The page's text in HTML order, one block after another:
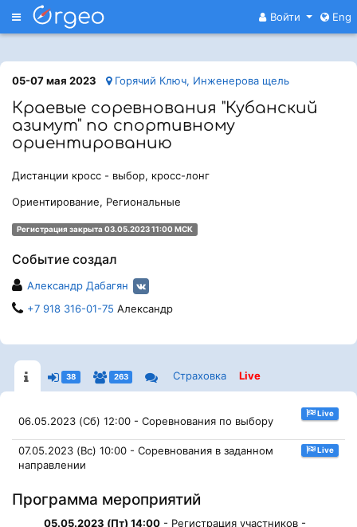
Меню Войти Eng
05-07 мая 2023 Горячий Ключ, Инженерова щель
Краевые соревнования "Кубанский
азимут" по спортивному
ориентированию
Дистанции кросс - выбор, кросс-лонг
Ориентирование, Региональные
Регистрация закрыта 03.05.2023 11:00 МСК
Событие создал
Александр Дабагян
+7 918 316-01-75 Александр
38 263 Страховка Live
06.05.2023 (Сб) 12:00 - Соревнования по выбору
Live
07.05.2023 (Вс) 10:00 - Соревнования в заданном
направлении
Live
Программа мероприятий
05.05.2023 (Пт) 14:00 - Регистрация участников -